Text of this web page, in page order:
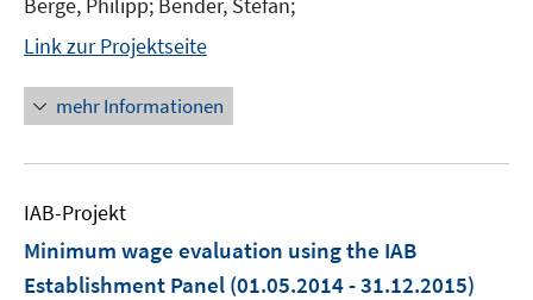
Link zur Projektseite
mehr Informationen
IAB-Projekt
Minimum wage evaluation using the IAB
Establishment Panel (01.05.2014 - 31.12.2015)